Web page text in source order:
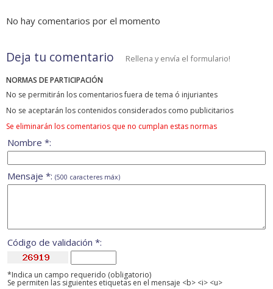
No hay comentarios por el momento
Deja tu comentario Rellena y envía el formulario!
NORMAS DE PARTICIPACIÓN
No se permitirán los comentarios fuera de tema ó injuriantes
No se aceptarán los contenidos considerados como publicitarios
Se eliminarán los comentarios que no cumplan estas normas
Nombre *:
Mensaje *: (500 caracteres máx)
Código de validación *:
*Indica un campo requerido (obligatorio)
Se permiten las siguientes etiquetas en el mensaje <b> <i> <u>